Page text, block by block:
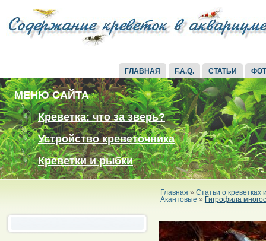
ГЛАВНАЯ F.A.Q. СТАТЬИ
МЕНЮ САЙТА
Креветка: что за зверь?
Устройство креветочника
Креветки и рыбки
Главная » Статьи о креветках
Акантовые » Гигрофила